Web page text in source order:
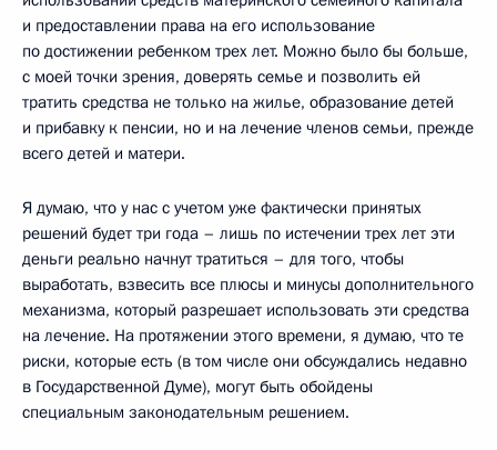
и предоставлении права на его использование
по достижении ребенком трех лет. Можно было бы больше,
с моей точки зрения, доверять семье и позволить ей
тратить средства не только на жилье, образование детей
и прибавку к пенсии, но и на лечение членов семьи, прежде
всего детей и матери.
Я думаю, что у нас с учетом уже фактически принятых
решений будет три года – лишь по истечении трех лет эти
деньги реально начнут тратиться – для того, чтобы
выработать, взвесить все плюсы и минусы дополнительного
механизма, который разрешает использовать эти средства
на лечение. На протяжении этого времени, я думаю, что те
риски, которые есть (в том числе они обсуждались недавно
в Государственной Думе), могут быть обойдены
специальным законодательным решением.